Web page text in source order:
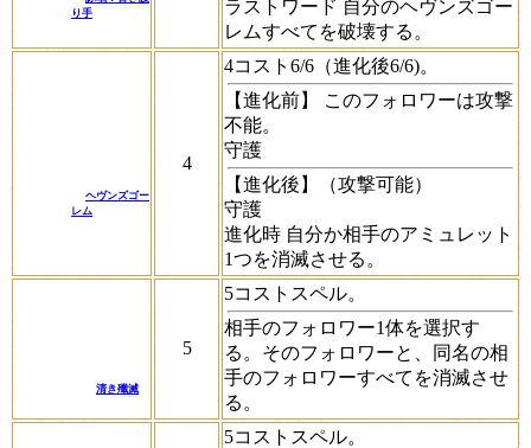
り手
ラストワード 自分のヘヴンズゴー
レムすべてを破壊する。
ヘヴンズゴー
レム
4
4コスト6/6（進化後6/6)。
【進化前】 このフォロワーは攻撃
不能。
守護
【進化後】（攻撃可能）
守護
進化時 自分か相手のアミュレット
1つを消滅させる。
清き殲滅
5
5コストスペル。
相手のフォロワー1体を選択す
る。そのフォロワーと、同名の相
手のフォロワーすべてを消滅させ
る。
5コストスペル。